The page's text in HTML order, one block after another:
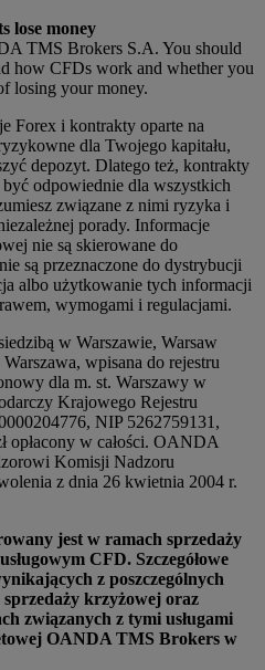
lose money
TMS Brokers S.A. You should
how CFDs work and whether you
losing your money.
Forex i kontrakty oparte na
dla Twojego kapitału,
depozyt. Dlatego też, kontrakty
odpowiednie dla wszystkich
związane z nimi ryzyka i
porady. Informacje
nie są skierowane do
są przeznaczone do dystrybucji
albo użytkowanie tych informacji
wymogami i regulacjami.
w Warszawie, Warsaw
wpisana do rejestru
dla m. st. Warszawy w
Krajowego Rejestru
NIP 5262759131,
opłacony w całości. OANDA
Komisji Nadzoru
z dnia 26 kwietnia 2004 r.
jest w ramach sprzedaży
CFD. Szczegółowe
z poszczególnych
krzyżowej oraz
związanych z tymi usługami
OANDA TMS Brokers w